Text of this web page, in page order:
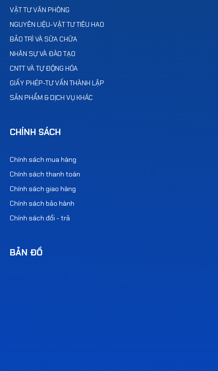
VẬT TƯ VĂN PHÒNG
NGUYÊN LIỆU-VẬT TƯ TIÊU HAO
BẢO TRÌ VÀ SỮA CHỮA
NHÂN SỰ VÀ ĐÀO TẠO
CNTT VÀ TỰ ĐỘNG HÓA
GIẤY PHÉP-TƯ VẤN THÀNH LẬP
SẢN PHẨM & DỊCH VỤ KHÁC
CHÍNH SÁCH
Chính sách mua hàng
Chính sách thanh toán
Chính sách giao hàng
Chính sách bảo hành
Chính sách đổi - trả
BẢN ĐỒ